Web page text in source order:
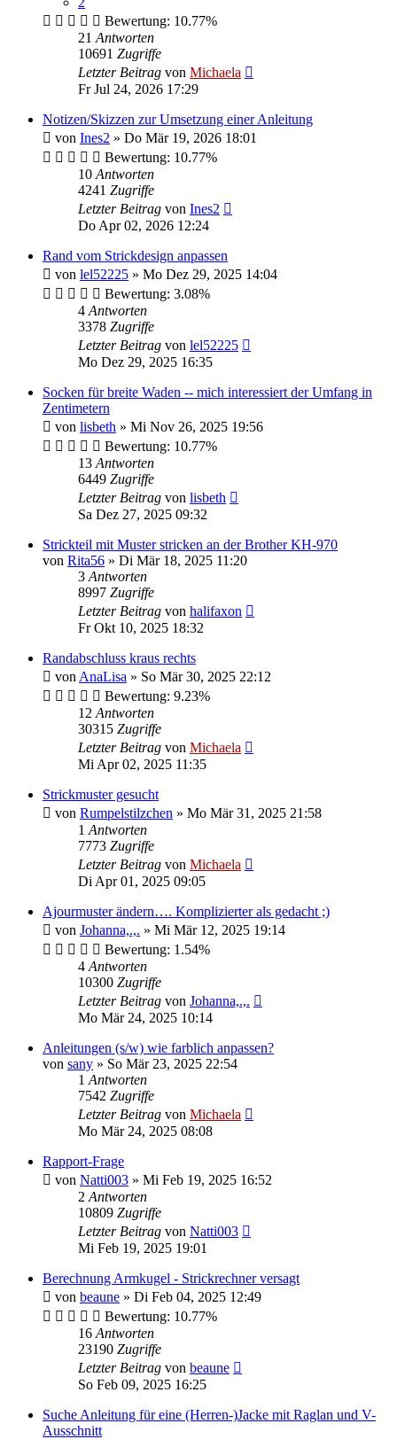
Bewertung: 10.77%
21 Antworten
10691 Zugriffe
Letzter Beitrag von Michaela
Fr Jul 24, 2026 17:29
Notizen/Skizzen zur Umsetzung einer Anleitung
von Ines2 » Do Mär 19, 2026 18:01
Bewertung: 10.77%
10 Antworten
4241 Zugriffe
Letzter Beitrag von Ines2
Do Apr 02, 2026 12:24
Rand vom Strickdesign anpassen
von lel52225 » Mo Dez 29, 2025 14:04
Bewertung: 3.08%
4 Antworten
3378 Zugriffe
Letzter Beitrag von lel52225
Mo Dez 29, 2025 16:35
Socken für breite Waden -- mich interessiert der Umfang in
Zentimetern
von lisbeth » Mi Nov 26, 2025 19:56
Bewertung: 10.77%
13 Antworten
6449 Zugriffe
Letzter Beitrag von lisbeth
Sa Dez 27, 2025 09:32
Strickteil mit Muster stricken an der Brother KH-970
von Rita56 » Di Mär 18, 2025 11:20
3 Antworten
8997 Zugriffe
Letzter Beitrag von halifaxon
Fr Okt 10, 2025 18:32
Randabschluss kraus rechts
von AnaLisa » So Mär 30, 2025 22:12
Bewertung: 9.23%
12 Antworten
30315 Zugriffe
Letzter Beitrag von Michaela
Mi Apr 02, 2025 11:35
Strickmuster gesucht
von Rumpelstilzchen » Mo Mär 31, 2025 21:58
1 Antworten
7773 Zugriffe
Letzter Beitrag von Michaela
Di Apr 01, 2025 09:05
Ajourmuster ändern…. Komplizierter als gedacht ;)
von Johanna,.,. » Mi Mär 12, 2025 19:14
Bewertung: 1.54%
4 Antworten
10300 Zugriffe
Letzter Beitrag von Johanna,.,.
Mo Mär 24, 2025 10:14
Anleitungen (s/w) wie farblich anpassen?
von sany » So Mär 23, 2025 22:54
1 Antworten
7542 Zugriffe
Letzter Beitrag von Michaela
Mo Mär 24, 2025 08:08
Rapport-Frage
von Natti003 » Mi Feb 19, 2025 16:52
2 Antworten
10809 Zugriffe
Letzter Beitrag von Natti003
Mi Feb 19, 2025 19:01
Berechnung Armkugel - Strickrechner versagt
von beaune » Di Feb 04, 2025 12:49
Bewertung: 10.77%
16 Antworten
23190 Zugriffe
Letzter Beitrag von beaune
So Feb 09, 2025 16:25
Suche Anleitung für eine (Herren-)Jacke mit Raglan und V-
Ausschnitt